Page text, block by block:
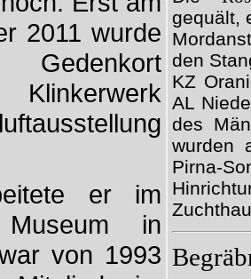
2011 wurde
Klinkerwerk
er im
Museum in
von 1993
gequält,
den
KZ
AL
des
wurden
Pirna-